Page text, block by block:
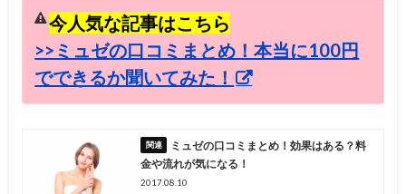
今人気な記事はこちら
>>ミュゼの口コミまとめ！本当に100円
でできるか聞いてみた！
ミュゼの口コミまとめ！効果はある？料
金や流れが気になる！
2017.08.10